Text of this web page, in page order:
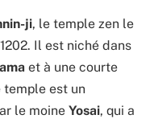
ji, le temple zen le
Il est niché dans
et à une courte
temple est un
le moine Yosai, qui a